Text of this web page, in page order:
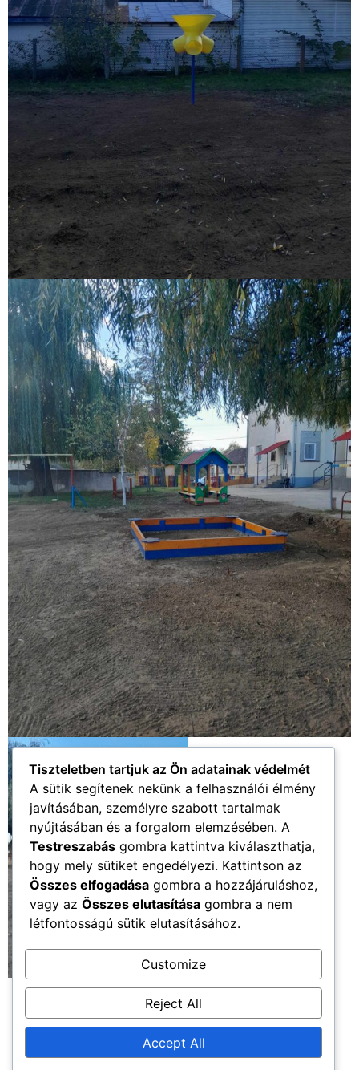
Újkenéz Község Hivatalos Honlapja
Tiszteletben tartjuk az Ön adatainak védelmét
A sütik segítenek nekünk a felhasználói élmény
javításában, személyre szabott tartalmak
nyújtásában és a forgalom elemzésében. A
Testreszabás gombra kattintva kiválaszthatja,
hogy mely sütiket engedélyezi. Kattintson az
Összes elfogadása gombra a hozzájáruláshoz,
vagy az Összes elutasítása gombra a nem
létfontosságú sütik elutasításához.
Customize
Reject All
Accept All